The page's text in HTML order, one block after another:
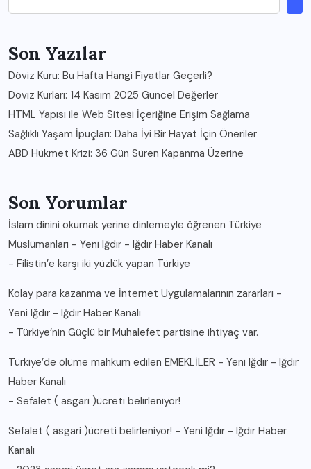
Son Yazılar
Döviz Kuru: Bu Hafta Hangi Fiyatlar Geçerli?
Döviz Kurları: 14 Kasım 2025 Güncel Değerler
HTML Yapısı ile Web Sitesi İçeriğine Erişim Sağlama
Sağlıklı Yaşam İpuçları: Daha İyi Bir Hayat İçin Öneriler
ABD Hükmet Krizi: 36 Gün Süren Kapanma Üzerine
Son Yorumlar
İslam dinini okumak yerine dinlemeyle öğrenen Türkiye
Müslümanları - Yeni Iğdır - Iğdır Haber Kanalı
- Filistin’e karşı iki yüzlük yapan Türkiye
Kolay para kazanma ve İnternet Uygulamalarının zararları -
Yeni Iğdır - Iğdır Haber Kanalı
- Türkiye’nin Güçlü bir Muhalefet partisine ihtiyaç var.
Türkiye’de ölüme mahkum edilen EMEKLİLER - Yeni Iğdır - Iğdır
Haber Kanalı
- Sefalet ( asgari )ücreti belirleniyor!
Sefalet ( asgari )ücreti belirleniyor! - Yeni Iğdır - Iğdır Haber
Kanalı